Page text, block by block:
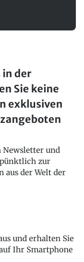
in der
Sie keine
exklusiven
Newsletter und
zur
aus der Welt der
und erhalten Sie
Ihr Smartphone